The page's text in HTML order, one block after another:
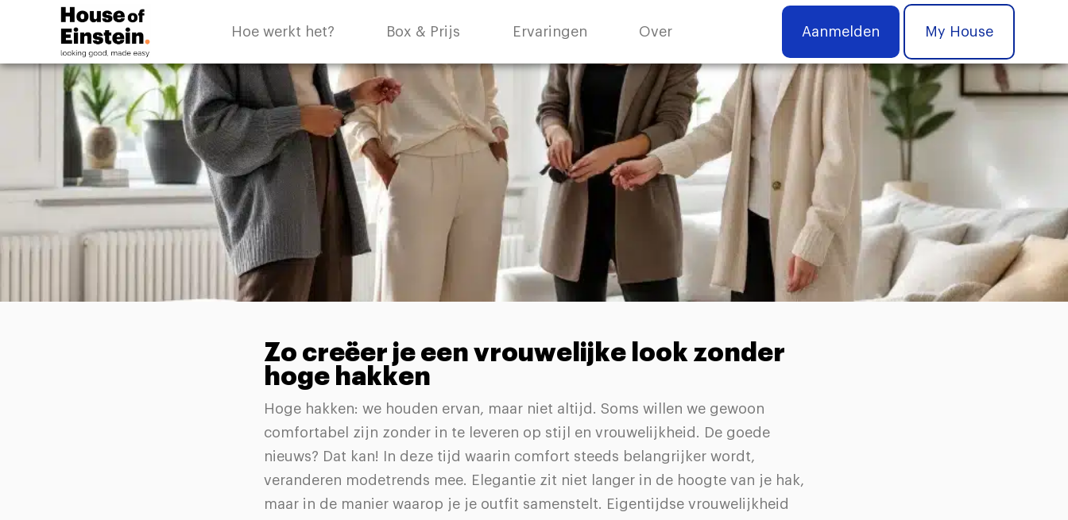
Hoe werkt het? Box & Prijs Ervaringen Over Aanmelden My House
Zo creëer je een vrouwelijke look zonder
hoge hakken
Hoge hakken: we houden ervan, maar niet altijd. Soms willen we gewoon
comfortabel zijn zonder in te leveren op stijl en vrouwelijkheid. De goede
nieuws? Dat kan! In deze tijd waarin comfort steeds belangrijker wordt,
veranderen modetrends mee. Elegantie zit niet langer in de hoogte van je hak,
maar in de manier waarop je je outfit samenstelt. Eigentijdse vrouwelijkheid